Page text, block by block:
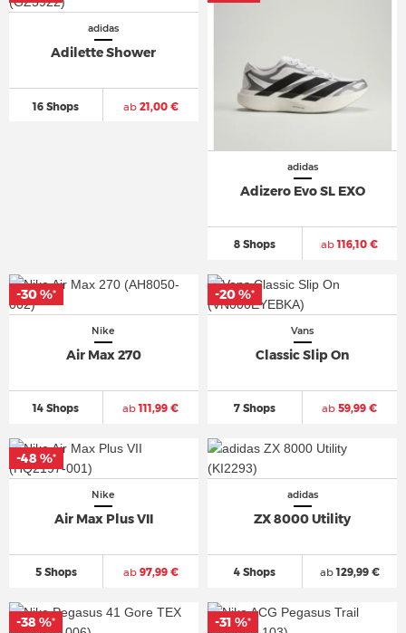
adidas
Adilette Shower
16 Shops ab21,00 €
adidas
Adizero Evo SL EXO
8 Shops ab116,10 €
Nike
Air Max 270
14 Shops ab111,99 €
-30 %*
Vans
Classic Slip On
7 Shops ab 59,99 €
-20 %*
Nike
Air Max Plus VII
5 Shops ab97,99 €
-48 %*
adidas
ZX 8000 Utility
4 Shops ab129,99 €
-38 %* -31 %*